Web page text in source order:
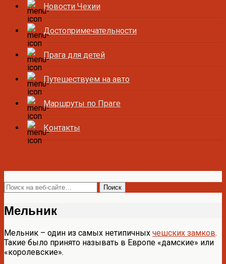
Новости Чехии
Достопримечательности
Прага для детей
Путешествуем на авто
Маршруты по Праге
Контакты
Мельник
Мельник – один из самых нетипичных чешских замков.
Такие было принято называть в Европе «дамские» или
«королевские».